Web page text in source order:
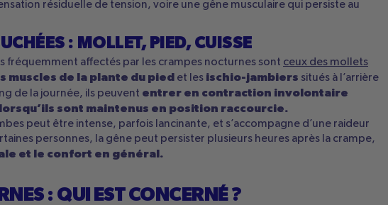
résiduelle de tension, voire une gêne musculaire qui persiste au
: MOLLET, PIED, CUISSE
fréquemment affectés par les crampes nocturnes sont ceux des mollets
muscles de la plante du pied et les ischio-jambiers situés à l’arrière
de la journée, ils peuvent entrer en contraction involontaire
sont maintenus en position raccourcie.
peut être intense, parfois lancinante, et s’accompagne d’une raideur
personnes, la gêne peut persister plusieurs heures après la crampe,
et le confort en général.
: QUI EST CONCERNÉ ?